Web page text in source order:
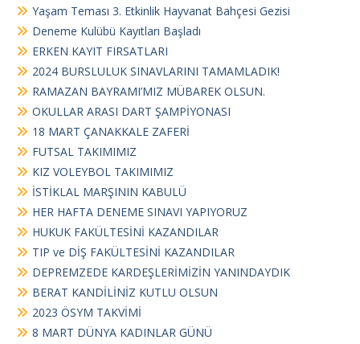
Yaşam Teması 3. Etkinlik Hayvanat Bahçesi Gezisi
Deneme Kulübü Kayıtları Başladı
ERKEN KAYIT FIRSATLARI
2024 BURSLULUK SINAVLARINI TAMAMLADIK!
RAMAZAN BAYRAMI’MIZ MÜBAREK OLSUN.
OKULLAR ARASI DART ŞAMPİYONASI
18 MART ÇANAKKALE ZAFERİ
FUTSAL TAKIMIMIZ
KIZ VOLEYBOL TAKIMIMIZ
İSTİKLAL MARŞININ KABULÜ
HER HAFTA DENEME SINAVI YAPIYORUZ
HUKUK FAKÜLTESİNİ KAZANDILAR
TIP ve DİŞ FAKÜLTESİNİ KAZANDILAR
DEPREMZEDE KARDEŞLERİMİZİN YANINDAYDIK
BERAT KANDİLİNİZ KUTLU OLSUN
2023 ÖSYM TAKVİMİ
8 MART DÜNYA KADINLAR GÜNÜ